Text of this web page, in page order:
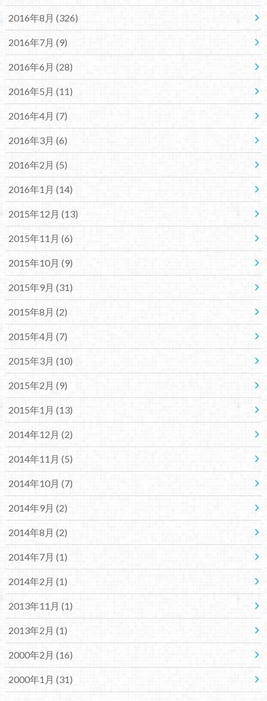
2016年8月 (326)
2016年7月 (9)
2016年6月 (28)
2016年5月 (11)
2016年4月 (7)
2016年3月 (6)
2016年2月 (5)
2016年1月 (14)
2015年12月 (13)
2015年11月 (6)
2015年10月 (9)
2015年9月 (31)
2015年8月 (2)
2015年4月 (7)
2015年3月 (10)
2015年2月 (9)
2015年1月 (13)
2014年12月 (2)
2014年11月 (5)
2014年10月 (7)
2014年9月 (2)
2014年8月 (2)
2014年7月 (1)
2014年2月 (1)
2013年11月 (1)
2013年2月 (1)
2000年2月 (16)
2000年1月 (31)